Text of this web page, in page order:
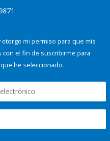
otorgo mi permiso para que mis
el fin de suscribirme para
he seleccionado.